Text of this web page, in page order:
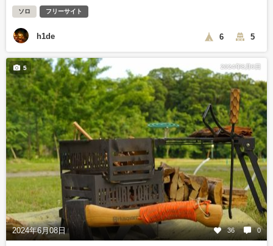
ソロ フリーサイト
h1de 6 5
2024年8月6日
2024年6月08日 36 0
5